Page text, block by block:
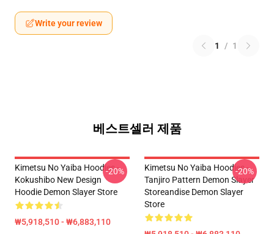
Write your review
1 / 1
베스트셀러 제품
Kimetsu No Yaiba Hoodies -
Kokushibo New Design
Hoodie Demon Slayer Store
₩5,918,510 - ₩6,883,110
-20%
Kimetsu No Yaiba Hoodies -
Tanjiro Pattern Demon Slayer
Storeandise Demon Slayer
Store
-20%